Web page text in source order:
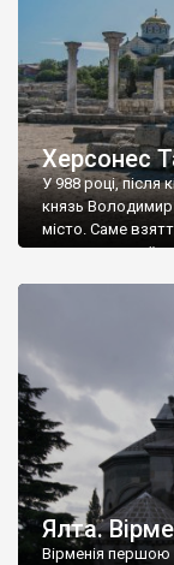
Херсонес
У 988 році, після
князь Володимир
місто. Саме
диктувати свої
Херсонесі
А потім було
Ялта.
Вірменія першою